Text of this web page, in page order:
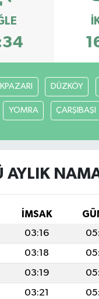
DÜZKÖY
YOMRA ÇARŞIBAŞI
AYLIK
İMSAK
03:16
03:18
03:19
03:21